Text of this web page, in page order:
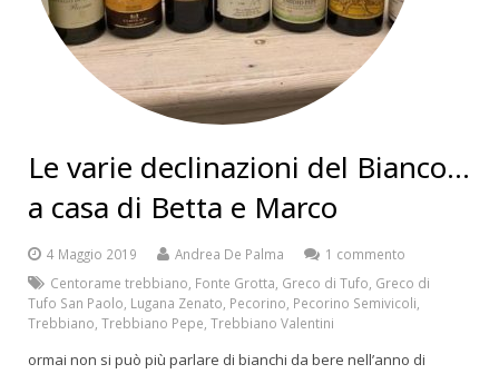
Le varie declinazioni del Bianco…
a casa di Betta e Marco
4 Maggio 2019 Andrea De Palma
1 commento
Centorame trebbiano Fonte Grotta Greco di Tufo Greco di
Tufo San Paolo Lugana Zenato Pecorino Pecorino Semivicoli
Trebbiano Trebbiano Pepe Trebbiano Valentini
ormai non si può più parlare di bianchi da bere nell’anno di